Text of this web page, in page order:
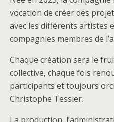
vocation de créer des
avec les différents artistes
compagnies membres de
Chaque création sera le
collective, chaque fois
participants et toujours
Christophe Tessier.
La production,